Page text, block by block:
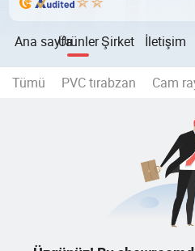
Ana sayfaÜrünlerŞirket İletişim
Tümü PVC tırabzan Cam